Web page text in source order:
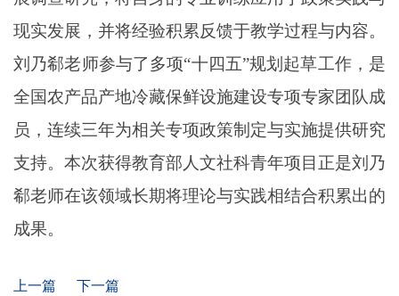
现实发展，并将经验积累反馈于教学过程与内容。
刘乃郗老师参与了多项“十四五”规划起草工作，是
全国农产品产地冷藏保鲜设施建设专项专家团队成
员，连续三年为相关专项政策制定与实施提供研究
支持。本次获得教育部人文社科青年项目正是刘乃
郗老师在该领域长期将理论与实践相结合积累出的
成果。
上一篇 下一篇